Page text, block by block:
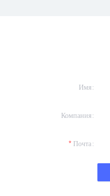
Имя
Компания
Почта